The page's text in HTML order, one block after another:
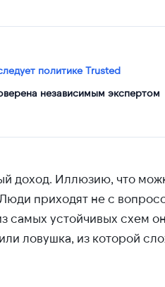
политике Trusted
независимым экспертом
Иллюзию, что
приходят не с
самых устойчивых схем
ловушка, из которой